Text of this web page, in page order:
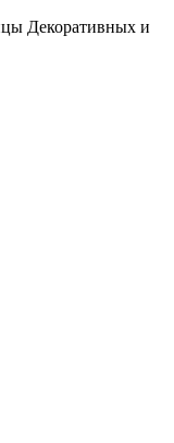
Декоративных и